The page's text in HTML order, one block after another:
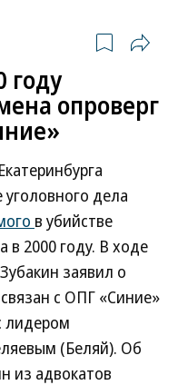
году
опроверг
дела
в убийстве
в 2000 году. В ходе
заявил о
с ОПГ «Синие»
лидером
(Беляй). Об
из адвокатов